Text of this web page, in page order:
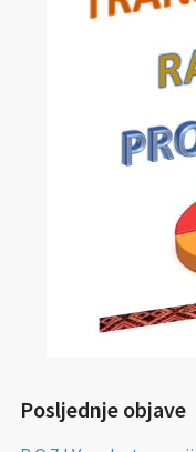
Posljednje objave